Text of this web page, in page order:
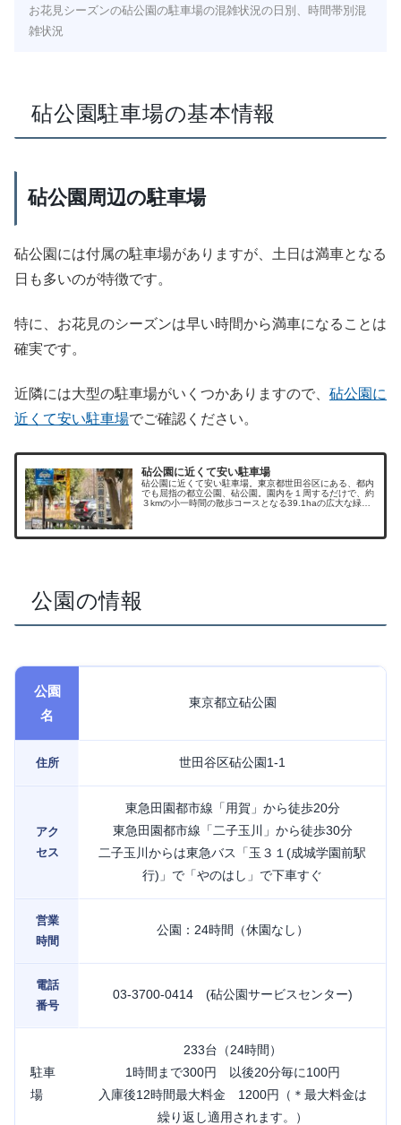
お花見シーズンの砧公園の駐車場の混雑状況の日別、時間帯別混
雑状況
砧公園駐車場の基本情報
砧公園周辺の駐車場
砧公園には付属の駐車場がありますが、土日は満車となる
日も多いのが特徴です。
特に、お花見のシーズンは早い時間から満車になることは
確実です。
近隣には大型の駐車場がいくつかありますので、 砧公園に
近くて安い駐車場でご確認ください。
砧公園に近くて安い駐車場
砧公園に近くて安い駐車場。東京都世田谷区にある、都内
でも屈指の都立公園、砧公園。園内を１周するだけで、約
３kmの小一時間の散歩コースとなる39.1haの広大な緑地
公園の情報
公園
名
東京都立砧公園
住所 世田谷区砧公園1-1
アク
セス
東急田園都市線「用賀」から徒歩20分
東急田園都市線「二子玉川」から徒歩30分
二子玉川からは東急バス「玉３１(成城学園前駅
行)」で「やのはし」で下車すぐ
営業
時間
公園：24時間（休園なし）
電話
番号
03-3700-0414 (砧公園サービスセンター)
駐車
場
233台（24時間）
1時間まで300円 以後20分毎に100円
入庫後12時間最大料金 1200円（＊最大料金は
繰り返し適用されます。）